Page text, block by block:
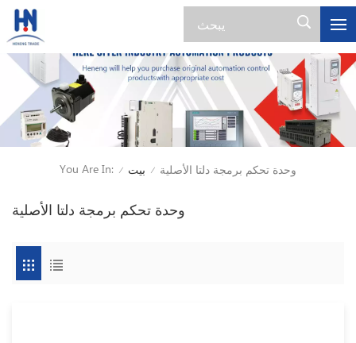
You Are In: / بيت / وحدة تحكم برمجة دلتا الأصلية
وحدة تحكم برمجة دلتا الأصلية